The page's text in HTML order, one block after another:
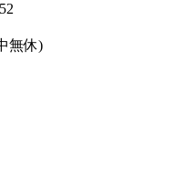
無休)